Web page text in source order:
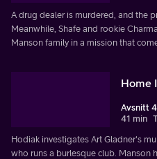
A drug dealer is murdered, and the
Meanwhile, Shafe and rookie
Manson family in a mission that
Home
Avsnitt 4
41 min
Hodiak investigates Art Gladner's
who runs a burlesque club. Manson